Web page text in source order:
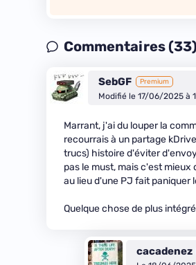
Commentaires (33)
SebGF Premium
Modifié le 17/06/2025 à
Marrant, j'ai du louper la
recourrais à un partage
trucs) histoire d'éviter
pas le must, mais c'est
au lieu d'une PJ fait paniquer
Quelque chose de plus
cacadenez